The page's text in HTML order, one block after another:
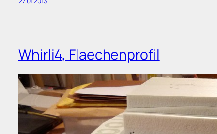
Whirli4, Flaechenprofil